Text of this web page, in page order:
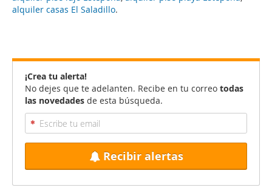
alquiler casas El Saladillo.
¡Crea tu alerta!
No dejes que te adelanten. Recibe en tu correo todas
las novedades de esta búsqueda.
Recibir alertas